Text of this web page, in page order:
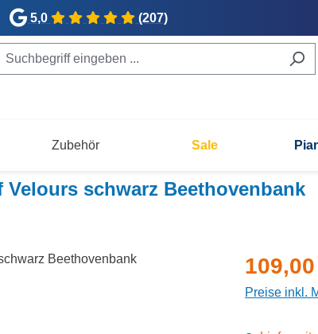
5,0 (207)
Zubehör Sale
schwarz Beethovenbank
Preise inkl.